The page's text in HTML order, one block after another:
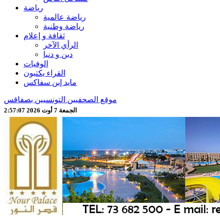
رياضة
رياضة عالمية
رياضة وطنية
ثقافة و إعلام
الرأي الآخر
دين و دنيا
الوفيات
القراء يكتبون
مايد إين سفاكس
موقع الصحفيين التونسيين بصفاقس
الجمعة 7 أوت 2026 2:57:09